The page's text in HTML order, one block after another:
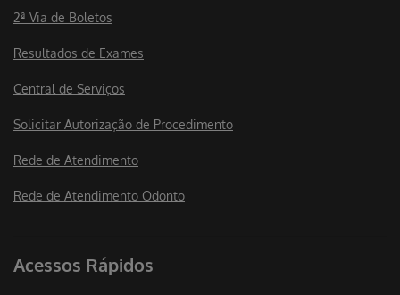
2ª Via de Boletos
Resultados de Exames
Central de Serviços
Solicitar Autorização de Procedimento
Rede de Atendimento
Rede de Atendimento Odonto
Acessos Rápidos